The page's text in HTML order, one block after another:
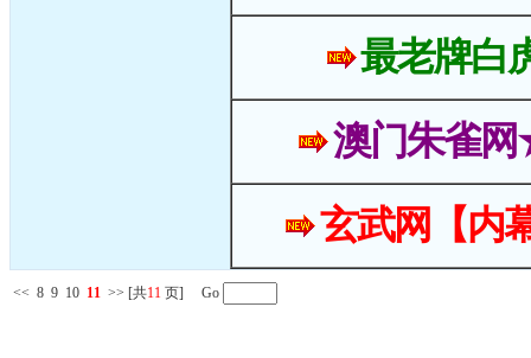
最老牌白
澳门朱雀
玄武网【内
<< 8 9 10 11 >> [共11 页] Go